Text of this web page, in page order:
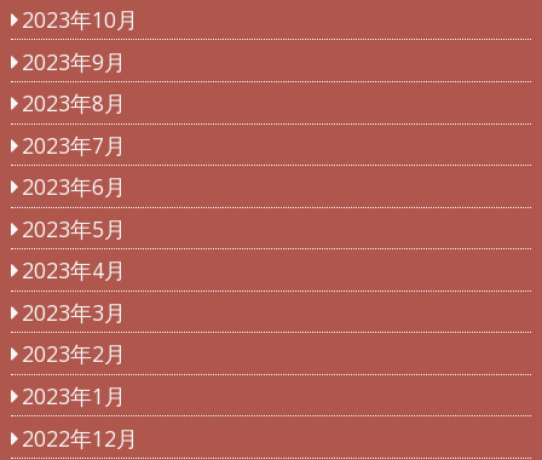
2023年10月
2023年9月
2023年8月
2023年7月
2023年6月
2023年5月
2023年4月
2023年3月
2023年2月
2023年1月
2022年12月